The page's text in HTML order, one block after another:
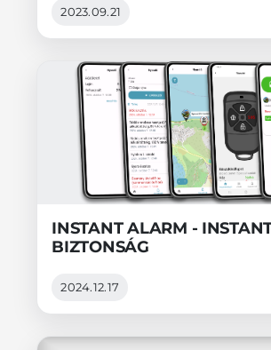
2023.09.21
INSTANT ALARM -
BIZTONSÁG
2024.12.17